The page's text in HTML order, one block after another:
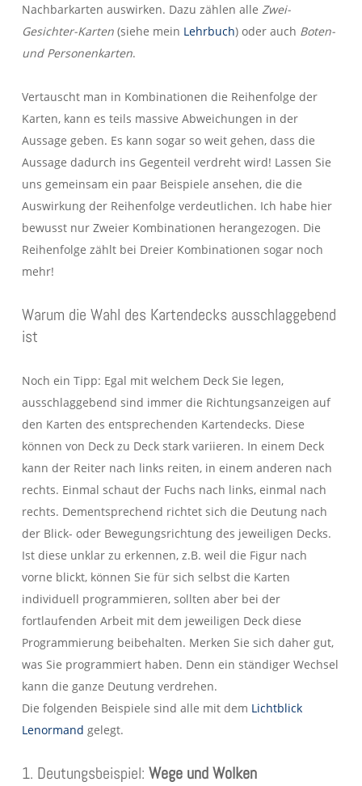
Nachbarkarten auswirken. Dazu zählen alle Zwei-
Gesichter-Karten (siehe mein Lehrbuch) oder auch Boten-
und Personenkarten.
Vertauscht man in Kombinationen die Reihenfolge der
Karten, kann es teils massive Abweichungen in der
Aussage geben. Es kann sogar so weit gehen, dass die
Aussage dadurch ins Gegenteil verdreht wird! Lassen Sie
uns gemeinsam ein paar Beispiele ansehen, die die
Auswirkung der Reihenfolge verdeutlichen. Ich habe hier
bewusst nur Zweier Kombinationen herangezogen. Die
Reihenfolge zählt bei Dreier Kombinationen sogar noch
mehr!
Warum die Wahl des Kartendecks ausschlaggebend
ist
Noch ein Tipp: Egal mit welchem Deck Sie legen,
ausschlaggebend sind immer die Richtungsanzeigen auf
den Karten des entsprechenden Kartendecks. Diese
können von Deck zu Deck stark variieren. In einem Deck
kann der Reiter nach links reiten, in einem anderen nach
rechts. Einmal schaut der Fuchs nach links, einmal nach
rechts. Dementsprechend richtet sich die Deutung nach
der Blick- oder Bewegungsrichtung des jeweiligen Decks.
Ist diese unklar zu erkennen, z.B. weil die Figur nach
vorne blickt, können Sie für sich selbst die Karten
individuell programmieren, sollten aber bei der
fortlaufenden Arbeit mit dem jeweiligen Deck diese
Programmierung beibehalten. Merken Sie sich daher gut,
was Sie programmiert haben. Denn ein ständiger Wechsel
kann die ganze Deutung verdrehen.
Die folgenden Beispiele sind alle mit dem Lichtblick
Lenormand gelegt.
1. Deutungsbeispiel: Wege und Wolken